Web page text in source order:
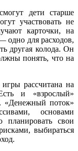
дети старше
участвовать не
карточки, на
одно для расходов,
другая колода. Он
понять, что на
игры рассчитана на
и «взрослый»
«Денежный поток»
основами
планировать свои
выбираться